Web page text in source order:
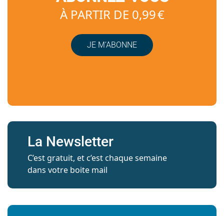
À PARTIR DE 0,99 €
JE M’ABONNE
La Newsletter
C’est gratuit, et c’est chaque semaine
dans votre boite mail